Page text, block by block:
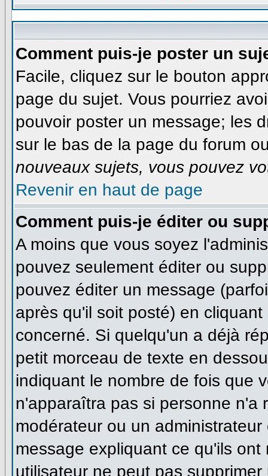
Comment puis-je poster un
Facile, cliquez sur le bouton
page du sujet. Vous pourriez
pouvoir poster un message; les
sur le bas de la page du forum
nouveaux sujets, vous pouvez
Revenir en haut de page
Comment puis-je éditer ou
A moins que vous soyez
pouvez seulement éditer ou
pouvez éditer un message
après qu'il soit posté) en
concerné. Si quelqu'un a déjà
petit morceau de texte en
indiquant le nombre de fois que
n'apparaîtra pas si personne n'a
modérateur ou un
message expliquant ce qu'ils
utilisateur ne peut pas